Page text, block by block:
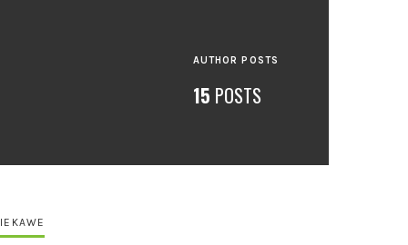
AUTHOR POSTS
15 POSTS